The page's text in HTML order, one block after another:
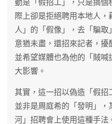
動是「假招工」，只是搞
際上卻是拒絕聘用本地人
人」的「假像」，去「騙
意猶未盡，還招來記者，擾
並希望媒體也為他的「賊
大影響。
其實，這一招以偽造「假招
並非是周庭希的「發明」
河」招聘會上使用這種手